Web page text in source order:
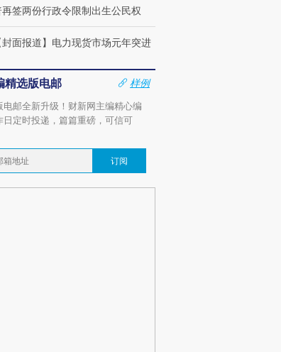
签两份行政令限制出生公民权
封面报道】电力现货市场元年突进
精选版电邮
样例
电邮全新升级！财新网主编精心编
日定时投递，篇篇重磅，可信可
订阅